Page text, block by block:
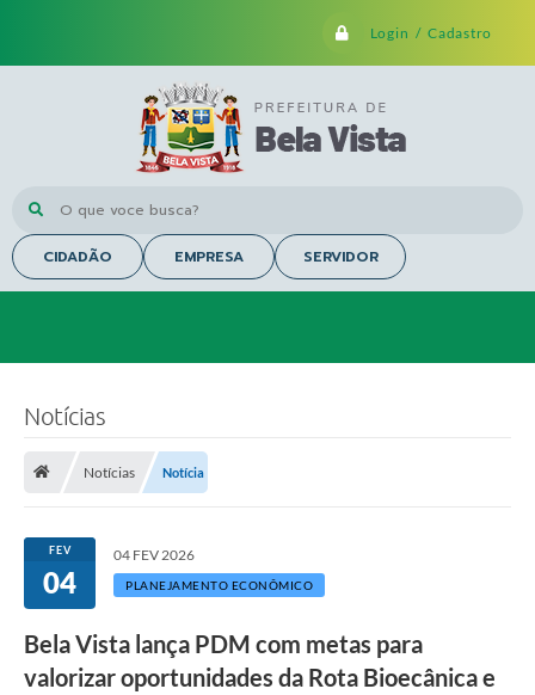
Login / Cadastro
O que voce busca?
CIDADÃO EMPRESA SERVIDOR
Notícias
Notícias Notícia
FEV
04
04 FEV 2026
PLANEJAMENTO ECONÔMICO
Bela Vista lança PDM com metas para
valorizar oportunidades da Rota Bioecânica e